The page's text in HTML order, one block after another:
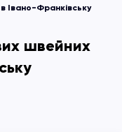
Івано-Франківську
швейних